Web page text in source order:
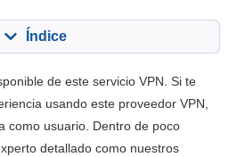
Índice
6.4
9.0
de este servicio VPN. Si te
usando este proveedor VPN,
como usuario. Dentro de poco
detallado como nuestros